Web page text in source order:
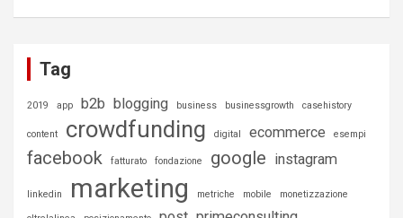
Tag
2019 app b2b blogging business businessgrowth casehistory
content crowdfunding digital ecommerce esempi
facebook fatturato fondazione google instagram
linkedin marketing metriche mobile monetizzazione